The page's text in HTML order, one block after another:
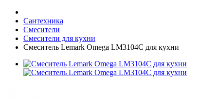
Сантехника
Смесители
Смесители для кухни
Смеситель Lemark Omega LM3104C для кухни